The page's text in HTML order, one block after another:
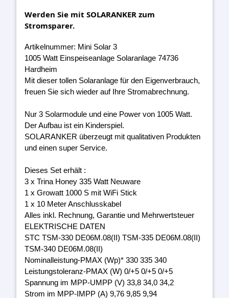
Werden Sie mit SOLARANKER zum
Stromsparer.
Artikelnummer: Mini Solar 3
1005 Watt Einspeiseanlage Solaranlage 74736
Hardheim
Mit dieser tollen Solaranlage für den Eigenverbrauch,
freuen Sie sich wieder auf Ihre Stromabrechnung.
Nur 3 Solarmodule und eine Power von 1005 Watt.
Der Aufbau ist ein Kinderspiel.
SOLARANKER überzeugt mit qualitativen Produkten
und einen super Service.
Dieses Set erhält :
3 x Trina Honey 335 Watt Neuware
1 x Growatt 1000 S mit WiFi Stick
1 x 10 Meter Anschlusskabel
Alles inkl. Rechnung, Garantie und Mehrwertsteuer
ELEKTRISCHE DATEN
STC TSM-330 DE06M.08(II) TSM-335 DE06M.08(II)
TSM-340 DE06M.08(II)
Nominalleistung-PMAX (Wp)* 330 335 340
Leistungstoleranz-PMAX (W) 0/+5 0/+5 0/+5
Spannung im MPP-UMPP (V) 33,8 34,0 34,2
Strom im MPP-IMPP (A) 9,76 9,85 9,94